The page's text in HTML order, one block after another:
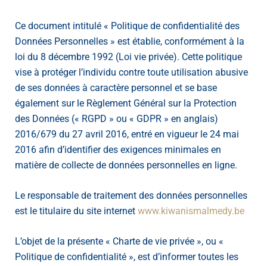
Ce document intitulé « Politique de confidentialité des
Données Personnelles » est établie, conformément à la
loi du 8 décembre 1992 (Loi vie privée). Cette politique
vise à protéger l’individu contre toute utilisation abusive
de ses données à caractère personnel et se base
également sur le Règlement Général sur la Protection
des Données (« RGPD » ou « GDPR » en anglais)
2016/679 du 27 avril 2016, entré en vigueur le 24 mai
2016 afin d’identifier des exigences minimales en
matière de collecte de données personnelles en ligne.
Le responsable de traitement des données personnelles
est le titulaire du site internet www.kiwanismalmedy.be
L’objet de la présente « Charte de vie privée », ou «
Politique de confidentialité », est d’informer toutes les